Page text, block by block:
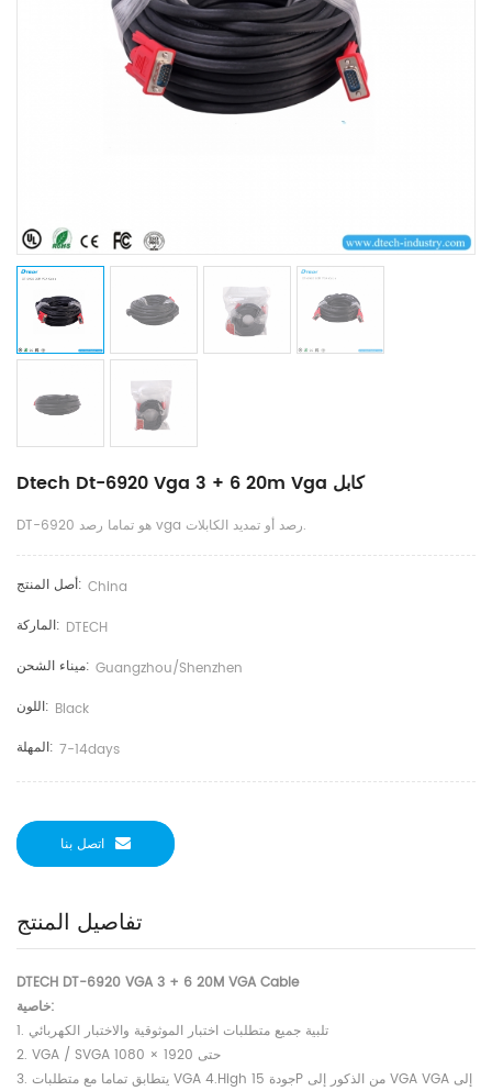
Dtech Dt-6920 Vga 3 + 6 20m Vga كابل
DT-6920 هو تماما رصد vga رصد أو تمديد الكابلات.
أصل المنتج: China
الماركة: DTECH
ميناء الشحن: Guangzhou/shenzhen
اللون: Black
المهلة: 7-14days
اتصل بنا
تفاصيل المنتج
DTECH DT-6920 VGA 3 + 6 20M VGA Cable
خاصية:
1. تلبية جميع متطلبات اختبار الموثوقية والاختبار الكهربائي
2. VGA / SVGA حتى 1920 × 1080
3. يتطابق تماما مع متطلبات VGA 4.High جودة 15P من الذكور إلى VGA VGA إلى